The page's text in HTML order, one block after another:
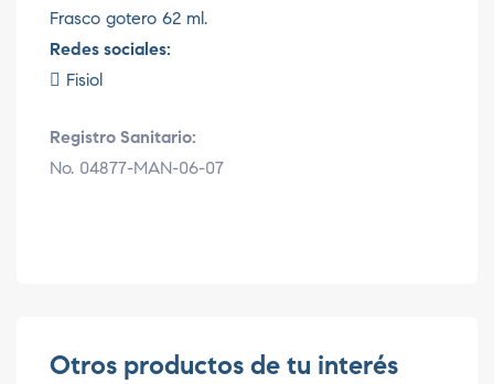
Frasco gotero 62 ml.
Redes sociales:
Fisiol
Registro Sanitario:
No. 04877-MAN-06-07
Otros productos de tu interés